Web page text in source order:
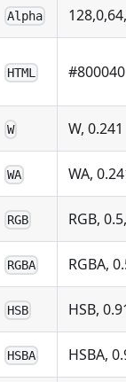
Alpha
HTML #800040
W W, 0.241
WA WA,
RGB RGB,
RGBA RGBA,
HSB HSB,
HSBA HSBA,